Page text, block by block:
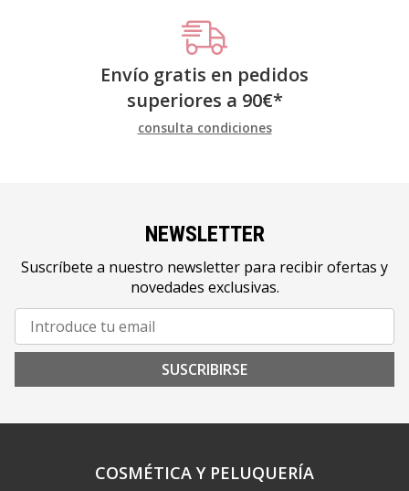
Envío gratis en pedidos
superiores a 90€*
consulta condiciones
NEWSLETTER
Suscríbete a nuestro newsletter para recibir ofertas y
novedades exclusivas.
SUSCRIBIRSE
COSMÉTICA Y PELUQUERÍA